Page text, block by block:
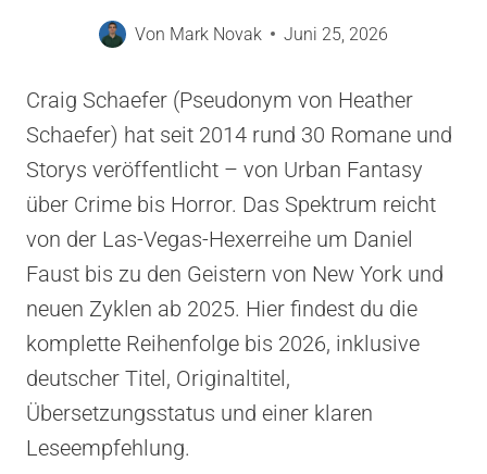
Von Mark Novak Juni 25, 2026
Craig Schaefer (Pseudonym von Heather
Schaefer) hat seit 2014 rund 30 Romane und
Storys veröffentlicht – von Urban Fantasy
über Crime bis Horror. Das Spektrum reicht
von der Las-Vegas-Hexerreihe um Daniel
Faust bis zu den Geistern von New York und
neuen Zyklen ab 2025. Hier findest du die
komplette Reihenfolge bis 2026, inklusive
deutscher Titel, Originaltitel,
Übersetzungsstatus und einer klaren
Leseempfehlung.